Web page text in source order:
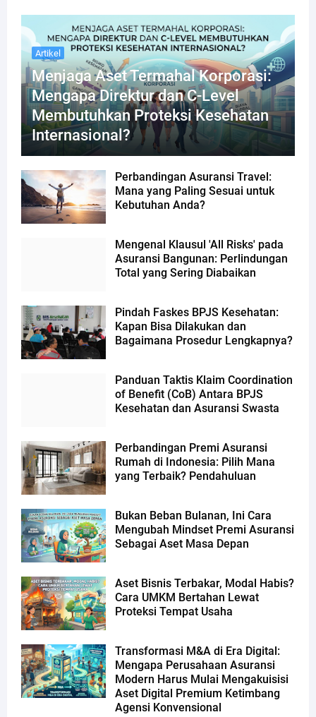
Artikel
Menjaga Aset Termahal Korporasi:
Mengapa Direktur dan C-Level
Membutuhkan Proteksi Kesehatan
Internasional?
Perbandingan Asuransi Travel:
Mana yang Paling Sesuai untuk
Kebutuhan Anda?
Mengenal Klausul 'All Risks' pada
Asuransi Bangunan: Perlindungan
Total yang Sering Diabaikan
Pindah Faskes BPJS Kesehatan:
Kapan Bisa Dilakukan dan
Bagaimana Prosedur Lengkapnya?
Panduan Taktis Klaim Coordination
of Benefit (CoB) Antara BPJS
Kesehatan dan Asuransi Swasta
Perbandingan Premi Asuransi
Rumah di Indonesia: Pilih Mana
yang Terbaik? Pendahuluan
Bukan Beban Bulanan, Ini Cara
Mengubah Mindset Premi Asuransi
Sebagai Aset Masa Depan
Aset Bisnis Terbakar, Modal Habis?
Cara UMKM Bertahan Lewat
Proteksi Tempat Usaha
Transformasi M&A di Era Digital:
Mengapa Perusahaan Asuransi
Modern Harus Mulai Mengakuisisi
Aset Digital Premium Ketimbang
Agensi Konvensional